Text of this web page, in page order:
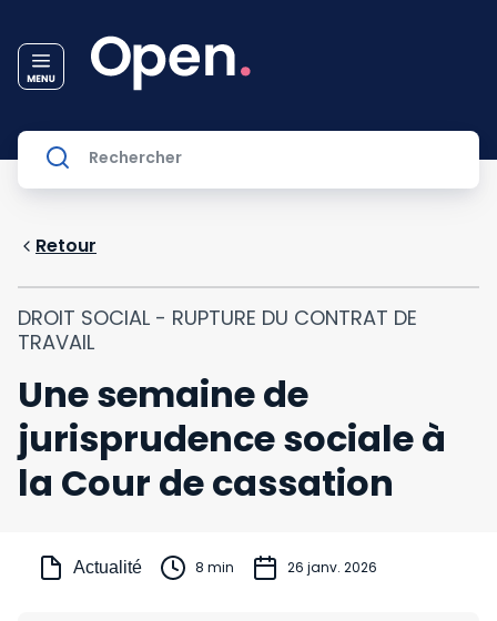
Retour
DROIT SOCIAL - RUPTURE DU CONTRAT DE
TRAVAIL
Une semaine de
jurisprudence sociale à
la Cour de cassation
Actualité 8 min 26 janv. 2026